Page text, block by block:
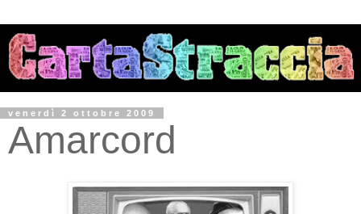
venerdì 2 ottobre 2009
Amarcord